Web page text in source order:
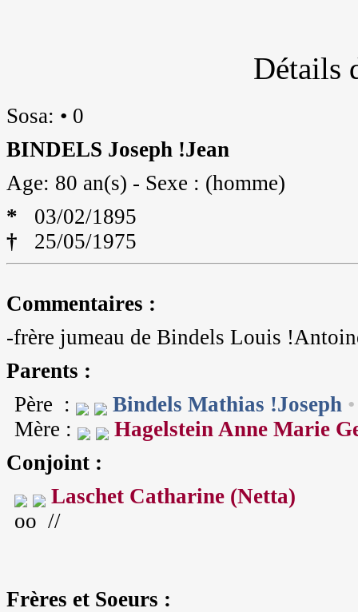
Détails
Sosa: • 0
BINDELS Joseph !Jean
Age: 80 an(s) - Sexe : (homme)
* 03/02/1895
† 25/05/1975
Commentaires :
-frère jumeau de Bindels Louis
Parents :
Père :
Bindels Mathias !Joseph
Mère :
Hagelstein Anne Marie
Conjoint :
Laschet Catharine (Netta)
oo //
Frères et Soeurs :